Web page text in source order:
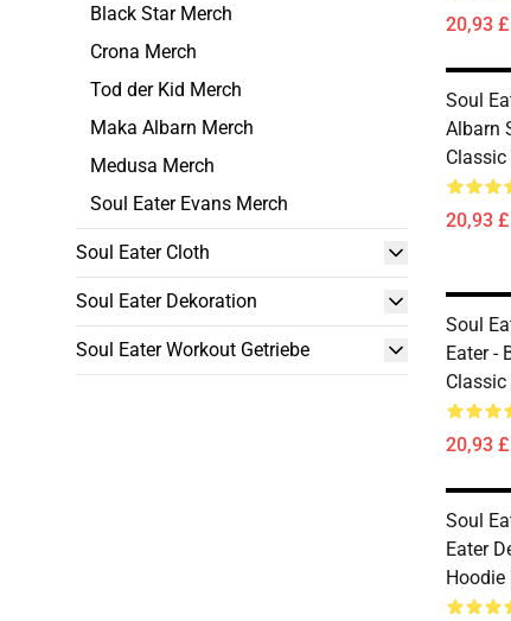
Black Star Merch
Crona Merch
Tod der Kid Merch
Maka Albarn Merch
Medusa Merch
Soul Eater Evans Merch
Soul Eater Cloth
Soul Eater Dekoration
Soul Eater Workout Getriebe
20,93
Soul
Albarn
Classic
20,93
Soul
Eater -
Classic
20,93
Soul
Eater
Hoodie